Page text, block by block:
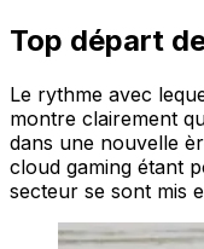
Top départ
Le rythme avec
montre clairement
dans une nouvelle
cloud gaming étant
secteur se sont mis